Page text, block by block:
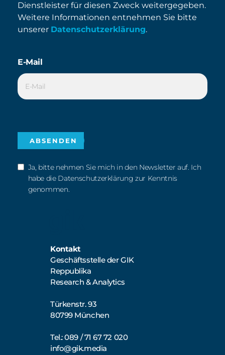
Dienstleister für diesen Zweck weitergegeben.
Weitere Informationen entnehmen Sie bitte
unserer Datenschutzerklärung.
E-Mail
Ja, bitte nehmen Sie mich in den Newsletter auf. Ich
habe die Datenschutzerklärung zur Kenntnis
genommen.
Kontakt
Geschäftsstelle der GIK
Reppublika
Research & Analytics
Türkenstr. 93
80799 München
Tel.: 089 / 71 67 72 020
info@gik.media